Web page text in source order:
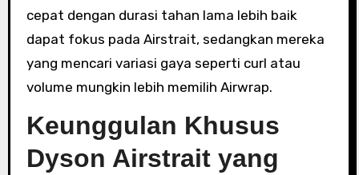
cepat dengan durasi tahan lama lebih baik
dapat fokus pada Airstrait, sedangkan mereka
yang mencari variasi gaya seperti curl atau
volume mungkin lebih memilih Airwrap.
Keunggulan Khusus
Dyson Airstrait yang